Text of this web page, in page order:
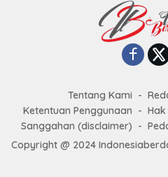
Tentang Kami
Ketentuan Penggunaan
Sanggahan (disclaimer)
Copyright @ 2024